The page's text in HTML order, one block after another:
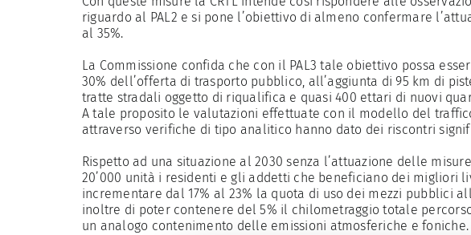
riguardo al PAL2 e si pone l’obiettivo di almeno confermare
al 35%.
La Commissione confida che con il PAL3 tale obiettivo possa
30% dell’offerta di trasporto pubblico, all’aggiunta di 95 km di
tratte stradali oggetto di riqualifica e quasi 400 ettari di nuovi
A tale proposito le valutazioni effettuate con il modello del
attraverso verifiche di tipo analitico hanno dato dei riscontri
Rispetto ad una situazione al 2030 senza l’attuazione delle
20’000 unità i residenti e gli addetti che beneficiano dei migliori
incrementare dal 17% al 23% la quota di uso dei mezzi pubblici
inoltre di poter contenere del 5% il chilometraggio totale
un analogo contenimento delle emissioni atmosferiche e foniche.